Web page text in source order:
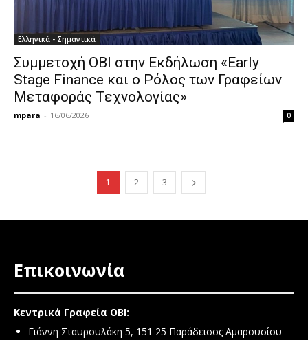
Ελληνικά - Σημαντικά
Συμμετοχή ΟΒΙ στην Εκδήλωση «Early
Stage Finance και ο Ρόλος των Γραφείων
Μεταφοράς Τεχνολογίας»
mpara - 16/06/2026 0
1 2 3
Επικοινωνία
Κεντρικά Γραφεία ΟΒΙ:
Γιάννη Σταυρουλάκη 5, 151 25 Παράδεισος Αμαρουσίου